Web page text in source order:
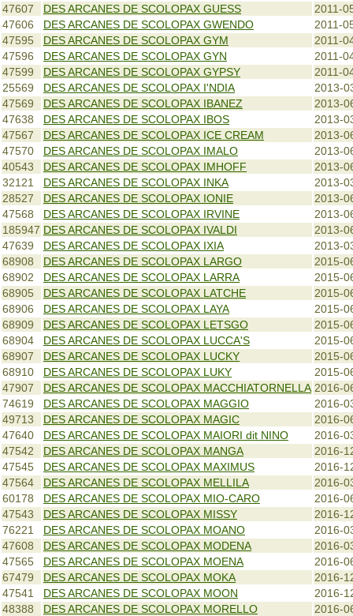
47607
DES ARCANES DE SCOLOPAX GUESS
2011-
47606
DES ARCANES DE SCOLOPAX GWENDO
2011-
47595
DES ARCANES DE SCOLOPAX GYM
2011-
47596
DES ARCANES DE SCOLOPAX GYN
2011-
47599
DES ARCANES DE SCOLOPAX GYPSY
2011-
25569
DES ARCANES DE SCOLOPAX I'NDIA
2013-
47569
DES ARCANES DE SCOLOPAX IBANEZ
2013-
47638
DES ARCANES DE SCOLOPAX IBOS
2013-
47567
DES ARCANES DE SCOLOPAX ICE CREAM
2013-
47570
DES ARCANES DE SCOLOPAX IMALO
2013-
40543
DES ARCANES DE SCOLOPAX IMHOFF
2013-
32121
DES ARCANES DE SCOLOPAX INKA
2013-
28527
DES ARCANES DE SCOLOPAX IONIE
2013-
47568
DES ARCANES DE SCOLOPAX IRVINE
2013-
185947 DES ARCANES DE SCOLOPAX IVALDI
2013-
47639
DES ARCANES DE SCOLOPAX IXIA
2013-
68908
DES ARCANES DE SCOLOPAX LARGO
2015-
68902
DES ARCANES DE SCOLOPAX LARRA
2015-
68905
DES ARCANES DE SCOLOPAX LATCHE
2015-
68906
DES ARCANES DE SCOLOPAX LAYA
2015-
68909
DES ARCANES DE SCOLOPAX LETSGO
2015-
68904
DES ARCANES DE SCOLOPAX LUCCA'S
2015-
68907
DES ARCANES DE SCOLOPAX LUCKY
2015-
68910
DES ARCANES DE SCOLOPAX LUKY
2015-
47907
DES ARCANES DE SCOLOPAX MACCHIATORNELLA 2016-
74619
DES ARCANES DE SCOLOPAX MAGGIO
2016-
49713
DES ARCANES DE SCOLOPAX MAGIC
2016-
47640
DES ARCANES DE SCOLOPAX MAIORI dit NINO
2016-
47542
DES ARCANES DE SCOLOPAX MANGA
2016-
47545
DES ARCANES DE SCOLOPAX MAXIMUS
2016-
47564
DES ARCANES DE SCOLOPAX MELLILA
2016-
60178
DES ARCANES DE SCOLOPAX MIO-CARO
2016-
47543
DES ARCANES DE SCOLOPAX MISSY
2016-
76221
DES ARCANES DE SCOLOPAX MOANO
2016-
47608
DES ARCANES DE SCOLOPAX MODENA
2016-
47565
DES ARCANES DE SCOLOPAX MOENA
2016-
67479
DES ARCANES DE SCOLOPAX MOKA
2016-
47541
DES ARCANES DE SCOLOPAX MOON
2016-
48388
DES ARCANES DE SCOLOPAX MORELLO
2016-